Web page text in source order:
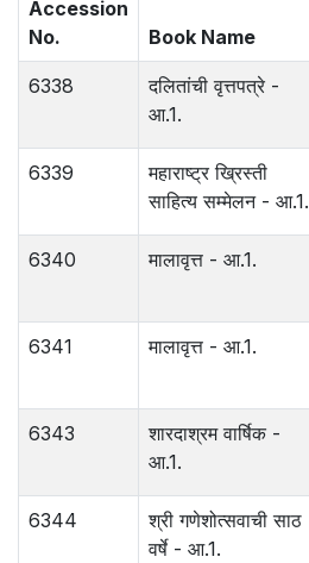
Accession
No.
Book Name
6338
दलितांची वृत्तपत्रे -
आ.1.
6339
महाराष्ट्र ख्रिस्ती
साहित्य सम्मेलन - आ.1.
6340 मालावृत्त - आ.1.
6341 मालावृत्त - आ.1.
6343
शारदाश्रम वार्षिक -
आ.1.
6344
श्री गणेशोत्सवाची साठ
वर्षे - आ.1.